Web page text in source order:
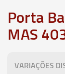
Porta
MAS
VARIAÇÕES